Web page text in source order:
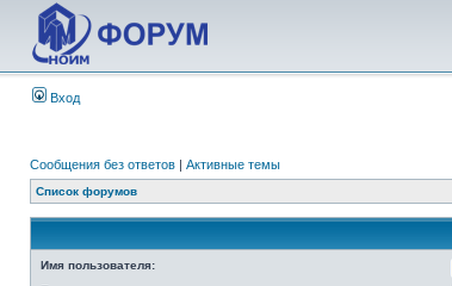
Вход
Сообщения без ответов | Активные темы
Список форумов
Имя пользователя: